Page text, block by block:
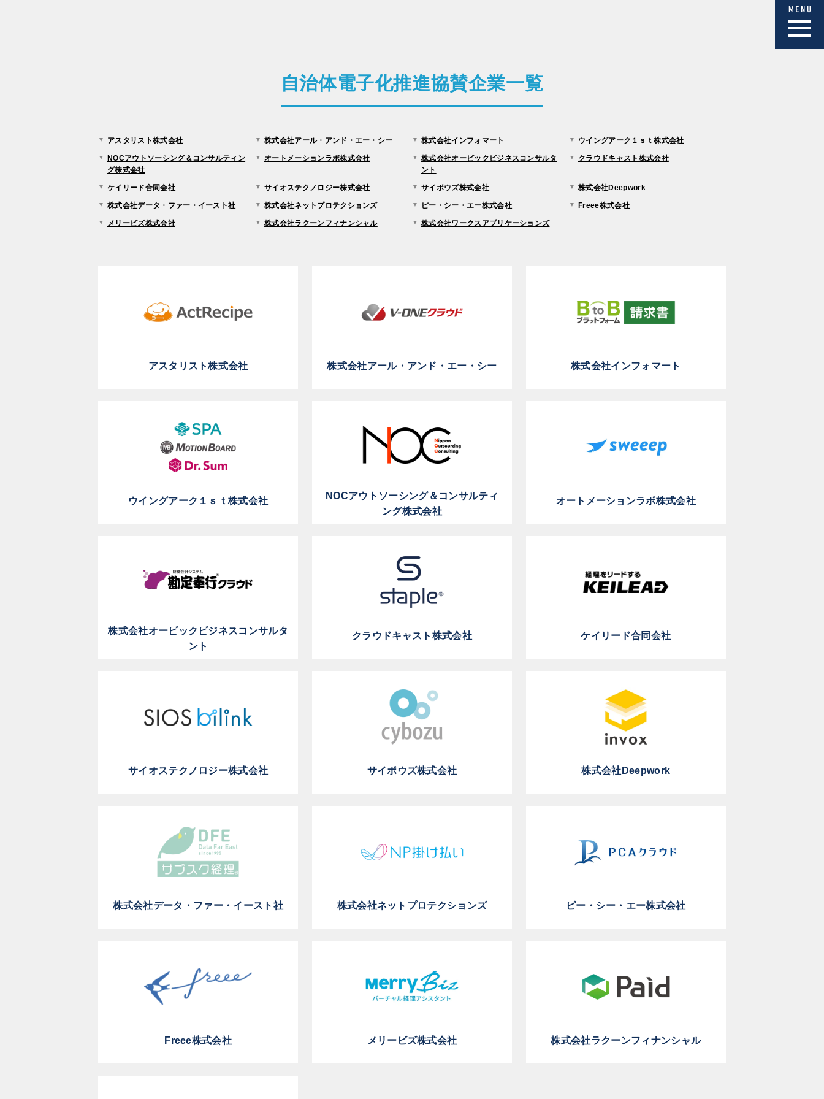
自治体電子化推進協賛企業一覧
アスタリスト株式会社 株式会社アール・アンド・エー・シー 株式会社インフォマート ウイングアーク１ｓｔ株式会社
NOCアウトソーシング＆コンサルティン
グ株式会社
オートメーションラボ株式会社
株式会社オービックビジネスコンサルタ
ント
クラウドキャスト株式会社
ケイリード合同会社 サイオステクノロジー株式会社 サイボウズ株式会社 株式会社Deepwork
株式会社データ・ファー・イースト社 株式会社ネットプロテクションズ ピー・シー・エー株式会社 Freee株式会社
メリービズ株式会社 株式会社ラクーンフィナンシャル 株式会社ワークスアプリケーションズ
アスタリスト株式会社 株式会社アール・アンド・エー・シー 株式会社インフォマート
ウイングアーク１ｓｔ株式会社
NOCアウトソーシング＆コンサルティ
ング株式会社
オートメーションラボ株式会社
株式会社オービックビジネスコンサルタ
ント
クラウドキャスト株式会社 ケイリード合同会社
サイオステクノロジー株式会社 サイボウズ株式会社 株式会社Deepwork
株式会社データ・ファー・イースト社 株式会社ネットプロテクションズ ピー・シー・エー株式会社
Freee株式会社 メリービズ株式会社 株式会社ラクーンフィナンシャル